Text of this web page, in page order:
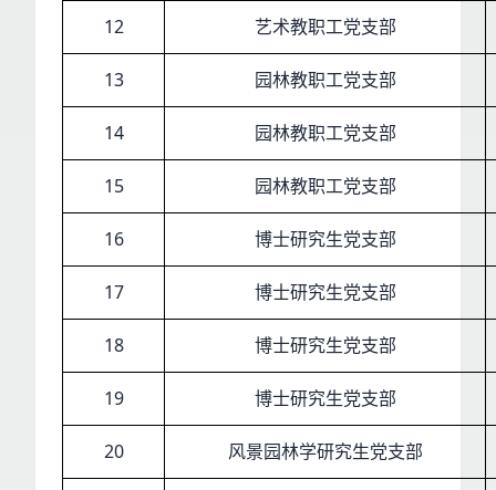
12 艺术教职工党支部
13 园林教职工党支部
14 园林教职工党支部
15 园林教职工党支部
16 博士研究生党支部
17 博士研究生党支部
18 博士研究生党支部
19 博士研究生党支部
20 风景园林学研究生党支部